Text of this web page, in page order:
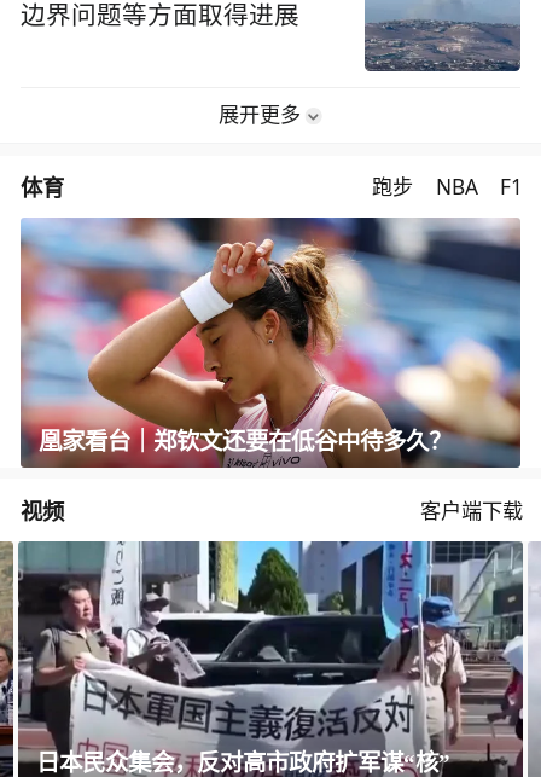
边界问题等方面取得进展
展开更多
体育 跑步 NBA F1
凰家看台｜郑钦文还要在低谷中待多久？
视频 客户端下载
美媒：五角大楼敦促国防企业加快武器生产